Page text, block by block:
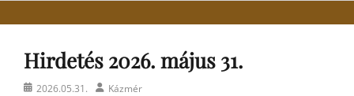
Hirdetés 2026. május 31.
Posted2026.05.31. AuthorKázmér